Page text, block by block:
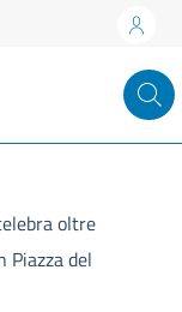
oltre
Piazza del